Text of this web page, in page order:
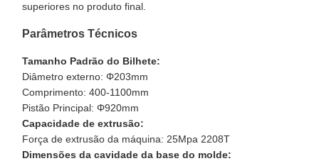
superiores no produto final.
Parâmetros Técnicos
Tamanho Padrão do Bilhete:
Diâmetro externo: Φ203mm
Comprimento: 400-1100mm
Pistão Principal: Φ920mm
Capacidade de extrusão:
Força de extrusão da máquina: 25Mpa 2208T
Dimensões da cavidade da base do molde: